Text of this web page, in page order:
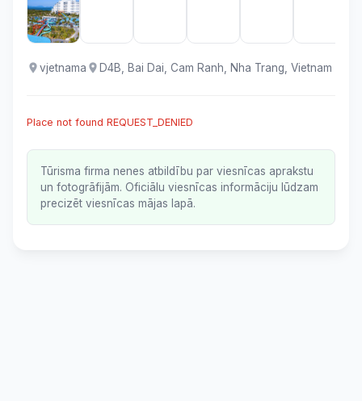
vjetnama D4B, Bai Dai, Cam Ranh, Nha Trang, Vietnam
Place not found REQUEST_DENIED
Tūrisma firma nenes atbildību par viesnīcas aprakstu
un fotogrāfijām. Oficiālu viesnīcas informāciju lūdzam
precizēt viesnīcas mājas lapā.